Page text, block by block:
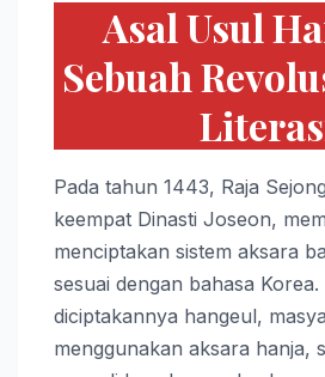
Asal Usul
Sebuah
Pada tahun 1443, Raja
keempat Dinasti Joseon,
menciptakan sistem aksara
sesuai dengan bahasa
diciptakannya hangeul,
menggunakan aksara hanja,